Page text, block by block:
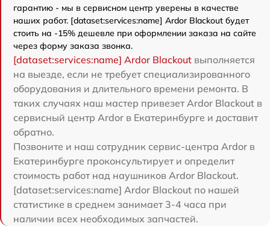
гарантию - мы в сервисном центр уверены в качестве
наших работ. [dataset:services:name] Ardor Blackout будет
стоить на -15% дешевле при оформлении заказа на сайте
через форму заказа звонка.
[dataset:services:name] Ardor Blackout выполняется
на выезде, если не требует специализированного
оборудования и длительного времени ремонта. В
таких случаях наш мастер привезет Ardor Blackout в
сервисный центр Ardor в Екатеринбурге и доставит
обратно.
Позвоните и наш сотрудник сервис-центра Ardor в
Екатеринбурге проконсультирует и определит
стоимость работ над наушников Ardor Blackout.
[dataset:services:name] Ardor Blackout по нашей
статистике в среднем занимает 3-4 часа при
наличии всех необходимых запчастей.